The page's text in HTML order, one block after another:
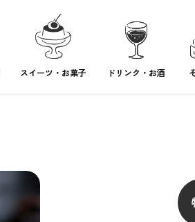
スイーツ・お菓子 ドリンク・お酒